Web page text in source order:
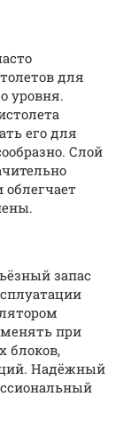
для
уровня.
его для
Слой
запас
при
блоков,
Надёжный